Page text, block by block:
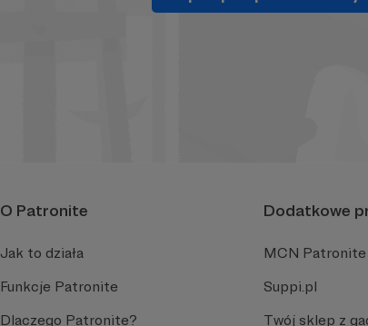
O Patronite
Jak to działa
Funkcje Patronite
Dlaczego Patronite?
Dodatkowe
MCN Patronite
Suppi.pl
Twój sklep z